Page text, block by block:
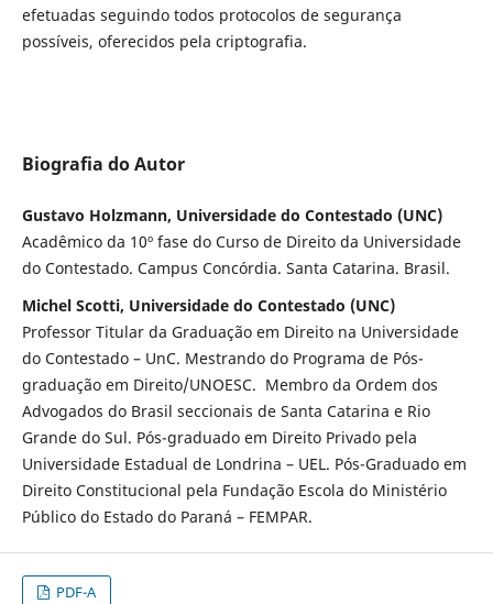
efetuadas seguindo todos protocolos de segurança
possíveis, oferecidos pela criptografia.
Biografia do Autor
Gustavo Holzmann, Universidade do Contestado (UNC)
Acadêmico da 10º fase do Curso de Direito da Universidade
do Contestado. Campus Concórdia. Santa Catarina. Brasil.
Michel Scotti, Universidade do Contestado (UNC)
Professor Titular da Graduação em Direito na Universidade
do Contestado – UnC. Mestrando do Programa de Pós-
graduação em Direito/UNOESC. Membro da Ordem dos
Advogados do Brasil seccionais de Santa Catarina e Rio
Grande do Sul. Pós-graduado em Direito Privado pela
Universidade Estadual de Londrina – UEL. Pós-Graduado em
Direito Constitucional pela Fundação Escola do Ministério
Público do Estado do Paraná – FEMPAR.
PDF-A